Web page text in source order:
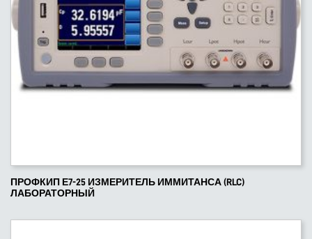
ПРОФКИП Е7-25 ИЗМЕРИТЕЛЬ ИММИТАНСА (RLC)
ЛАБОРАТОРНЫЙ